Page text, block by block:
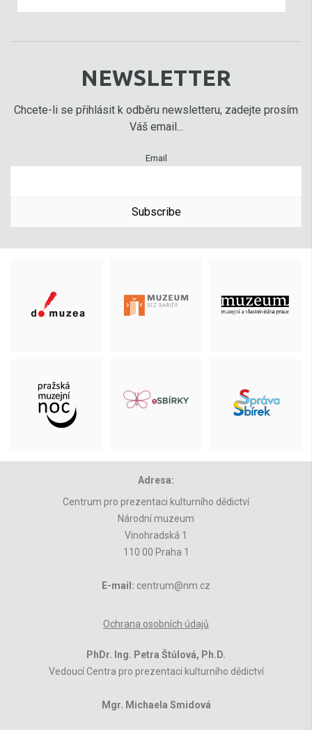
NEWSLETTER
Chcete-li se přihlásit k odběru newsletteru, zadejte prosím
Váš email...
Email
Subscribe
Adresa:
Centrum pro prezentaci kulturního dědictví
Národní muzeum
Vinohradská 1
110 00 Praha 1
E-mail: centrum@nm.cz
Ochrana osobních údajů
PhDr. Ing. Petra Štůlová, Ph.D.
Vedoucí Centra pro prezentaci kulturního dědictví
Mgr. Michaela Smidová